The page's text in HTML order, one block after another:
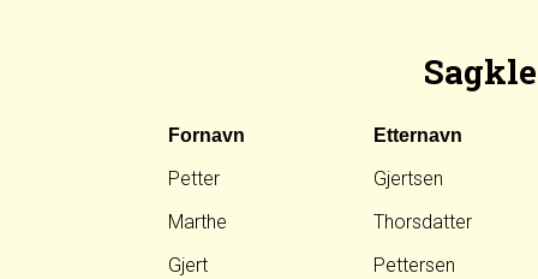
Fornavn Etternavn
Petter Gjertsen
Marthe
Thorsdatter
Gjert
Pettersen